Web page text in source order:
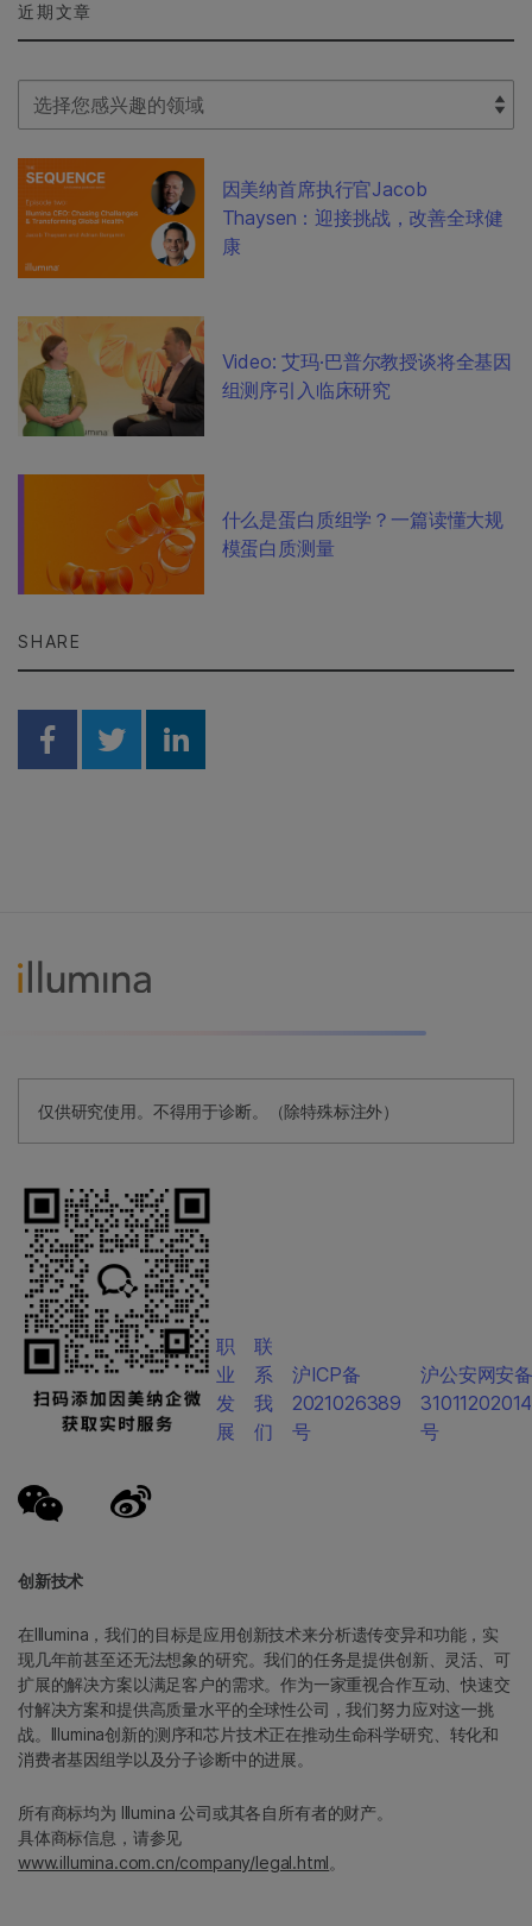
近期文章
Select Filter
因美纳首席执行官Jacob
Thaysen：迎接挑战，改善全球健
康
Video: 艾玛·巴普尔教授谈将全基因
组测序引入临床研究
什么是蛋白质组学？一篇读懂大规
模蛋白质测量
SHARE
Share on Facebook
Share on Twitter
Share on Linkedin
仅供研究使用。不得用于诊断。（除特殊标注外）
创新技术
在Illumina，我们的目标是应用创新技术来分析遗传变异和功能，实
现几年前甚至还无法想象的研究。我们的任务是提供创新、灵活、可
扩展的解决方案以满足客户的需求。作为一家重视合作互动、快速交
付解决方案和提供高质量水平的全球性公司，我们努力应对这一挑
战。Illumina创新的测序和芯片技术正在推动生命科学研究、转化和
消费者基因组学以及分子诊断中的进展。
所有商标均为 Illumina 公司或其各自所有者的财产。
具体商标信息，请参见
www.illumina.com.cn/company/legal.html。
职
业
发
展
联
系
我
们
沪ICP备
2021026389
号
沪公安网安
号